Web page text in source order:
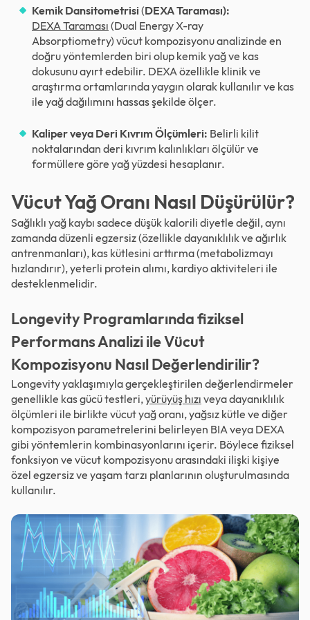
Kemik Dansitometrisi (DEXA Taraması):
DEXA Taraması (Dual Energy X-ray
Absorptiometry) vücut kompozisyonu analizinde en
doğru yöntemlerden biri olup kemik yağ ve kas
dokusunu ayırt edebilir. DEXA özellikle klinik ve
araştırma ortamlarında yaygın olarak kullanılır ve kas
ile yağ dağılımını hassas şekilde ölçer.
Kaliper veya Deri Kıvrım Ölçümleri: Belirli kilit
noktalarından deri kıvrım kalınlıkları ölçülür ve
formüllere göre yağ yüzdesi hesaplanır.
Vücut Yağ Oranı Nasıl Düşürülür?
Sağlıklı yağ kaybı sadece düşük kalorili diyetle değil, aynı
zamanda düzenli egzersiz (özellikle dayanıklılık ve ağırlık
antrenmanları), kas kütlesini arttırma (metabolizmayı
hızlandırır), yeterli protein alımı, kardiyo aktiviteleri ile
desteklenmelidir.
Longevity Programlarında fiziksel
Performans Analizi ile Vücut
Kompozisyonu Nasıl Değerlendirilir?
Longevity yaklaşımıyla gerçekleştirilen değerlendirmeler
genellikle kas gücü testleri,yürüyüş hızı veya dayanıklılık
ölçümleri ile birlikte vücut yağ oranı, yağsız kütle ve diğer
kompozisyon parametrelerini belirleyen BIA veya DEXA
gibi yöntemlerin kombinasyonlarını içerir. Böylece fiziksel
fonksiyon ve vücut kompozisyonu arasındaki ilişki kişiye
özel egzersiz ve yaşam tarzı planlarının oluşturulmasında
kullanılır.